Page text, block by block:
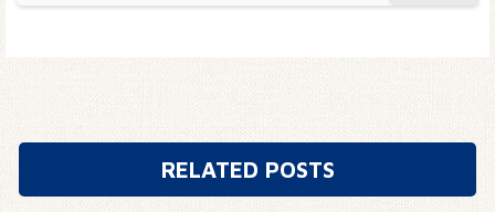
RELATED POSTS